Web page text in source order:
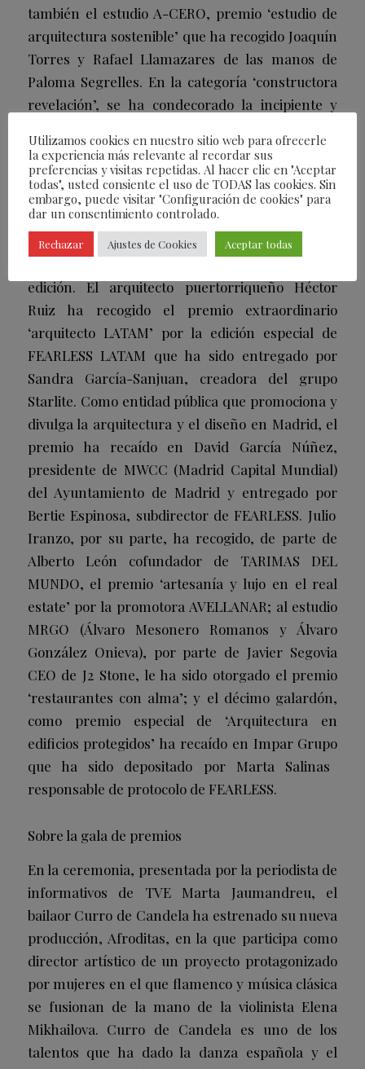
también el estudio A-CERO, premio ‘estudio de
arquitectura sostenible’ que ha recogido Joaquín
Torres y Rafael Llamazares de las manos de
Paloma Segrelles. En la categoría ‘constructora
revelación’, se ha condecorado la incipiente y
galardón ha sido recogido porPablo Castellano
y Jacobo Castellano,un premio entregado por
las Bodegas TESALIA.La joven arquitectoLola
Rúaha recibido el premio ‘arquitectura con
alma’ por su documental
Tocadas, recibido de
edición.El arquitecto puertorriqueñoHéctor
Ruiz ha recogido el premio extraordinario
‘arquitecto LATAM’ por la edición especial de
FEARLESS LATAM que ha sido entregado por
Sandra García-Sanjuan, creadora del grupo
Starlite. Como entidad pública que promociona y
divulga la arquitectura y el diseño en Madrid, el
premio ha recaído en David García Núñez,
presidente de MWCC (Madrid Capital Mundial)
del Ayuntamiento de Madrid y entregado por
Bertie Espinosa, subdirector de FEARLESS. Julio
Iranzo, por su parte, ha recogido, de parte de
Alberto León cofundador de TARIMAS DEL
MUNDO, el premio ‘artesanía y lujo en el real
estate’ por la promotora AVELLANAR; al estudio
MRGO (Álvaro Mesonero Romanos y Álvaro
González Onieva), por parte de Javier Segovia
CEO de J2 Stone, le ha sido otorgado el premio
‘restaurantes con alma’; y el décimo galardón,
como premio especial de ‘Arquitectura en
edificios protegidos’ ha recaído en Impar Grupo
que ha sido depositado por Marta Salinas
responsable de protocolo de FEARLESS.
Sobre la gala de premios
En la ceremonia, presentada por la periodista de
informativos de TVE Marta Jaumandreu, el
bailaor Curro de Candela ha estrenado su nueva
producción, Afroditas, en la que participa como
director artístico de un proyecto protagonizado
por mujeres en el que flamenco y música clásica
se fusionan de la mano de la violinista Elena
Mikhailova. Curro de Candela es uno de los
talentos que ha dado la danza española y el
Utilizamos cookies en nuestro sitio web para ofrecerle
la experiencia más relevante al recordar sus
preferencias y visitas repetidas. Al hacer clic en "Aceptar
todas", usted consiente el uso de TODAS las cookies. Sin
embargo, puede visitar "Configuración de cookies" para
dar un consentimiento controlado.
Rechazar Ajustes de Cookies Aceptar todas